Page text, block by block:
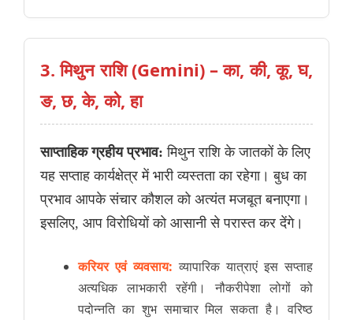
3. मिथुन राशि (Gemini) – का, की, कू, घ,
ङ, छ, के, को, हा
साप्ताहिक ग्रहीय प्रभाव: मिथुन राशि के जातकों के लिए
यह सप्ताह कार्यक्षेत्र में भारी व्यस्तता का रहेगा। बुध का
प्रभाव आपके संचार कौशल को अत्यंत मजबूत बनाएगा।
इसलिए, आप विरोधियों को आसानी से परास्त कर देंगे।
करियर एवं व्यवसाय: व्यापारिक यात्राएं इस सप्ताह
अत्यधिक लाभकारी रहेंगी। नौकरीपेशा लोगों को
पदोन्नति का शुभ समाचार मिल सकता है। वरिष्ठ